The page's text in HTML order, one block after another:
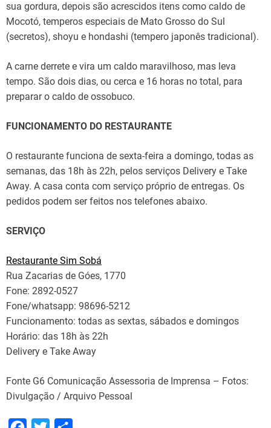
sua gordura, depois são acrescidos itens como caldo de
Mocotó, temperos especiais de Mato Grosso do Sul
(secretos), shoyu e hondashi (tempero japonês tradicional).
A carne derrete e vira um caldo maravilhoso, mas leva
tempo. São dois dias, ou cerca e 16 horas no total, para
preparar o caldo de ossobuco.
FUNCIONAMENTO DO RESTAURANTE
O restaurante funciona de sexta-feira a domingo, todas as
semanas, das 18h às 22h, pelos serviços Delivery e Take
Away. A casa conta com serviço próprio de entregas. Os
pedidos podem ser feitos nos telefones abaixo.
SERVIÇO
Restaurante Sim Sobá
Rua Zacarias de Góes, 1770
Fone: 2892-0527
Fone/whatsapp: 98696-5212
Funcionamento: todas as sextas, sábados e domingos
Horário: das 18h às 22h
Delivery e Take Away
Fonte G6 Comunicação Assessoria de Imprensa – Fotos:
Divulgação / Arquivo Pessoal